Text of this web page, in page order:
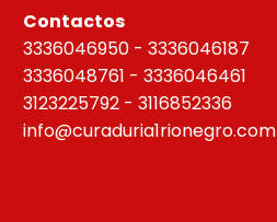
Contactos
3336046950 - 3336046187
3336048761 - 3336046461
3123225792 - 3116852336
info@curaduria1rionegro.com